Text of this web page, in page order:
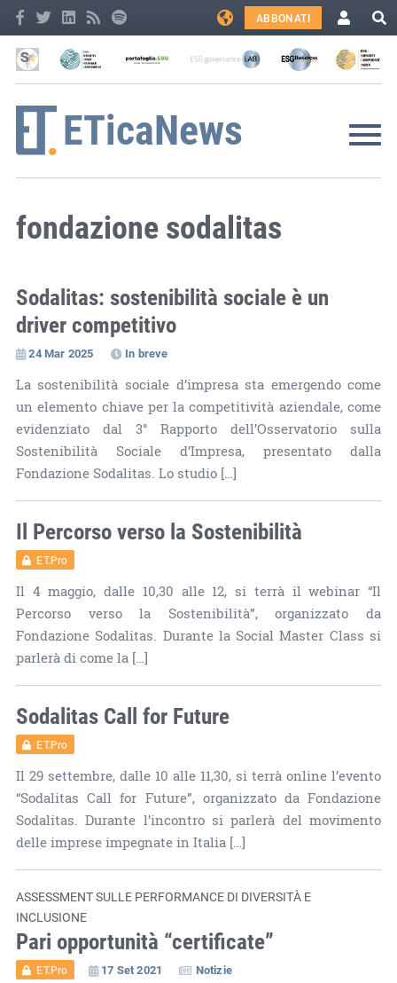
ABBONATI
fondazione sodalitas
Sodalitas: sostenibilità sociale è un
driver competitivo
24 Mar 2025 In breve
La sostenibilità sociale d’impresa sta emergendo come
un elemento chiave per la competitività aziendale, come
evidenziato dal 3° Rapporto dell’Osservatorio sulla
Sostenibilità Sociale d’Impresa, presentato dalla
Fondazione Sodalitas. Lo studio […]
Il Percorso verso la Sostenibilità
ET.Pro
Il 4 maggio, dalle 10,30 alle 12, si terrà il webinar “Il
Percorso verso la Sostenibilità”, organizzato da
Fondazione Sodalitas. Durante la Social Master Class si
parlerà di come la […]
Sodalitas Call for Future
ET.Pro
Il 29 settembre, dalle 10 alle 11,30, si terrà online l’evento
“Sodalitas Call for Future”, organizzato da Fondazione
Sodalitas. Durante l’incontro si parlerà del movimento
delle imprese impegnate in Italia […]
ASSESSMENT SULLE PERFORMANCE DI DIVERSITÀ E
INCLUSIONE
Pari opportunità “certificate”
ET.Pro 17 Set 2021 Notizie